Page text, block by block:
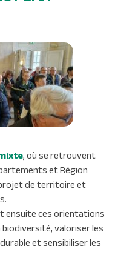
, où se retrouvent
et Région
de territoire et
ensuite ces orientations
valoriser les
et sensibiliser les